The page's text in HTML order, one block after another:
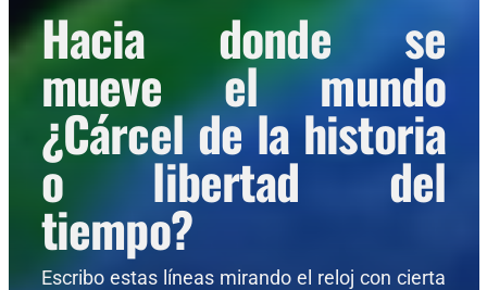
Hacia donde se
mueve el mundo
¿Cárcel de la historia
o libertad del
tiempo?
Escribo estas líneas mirando el reloj con cierta